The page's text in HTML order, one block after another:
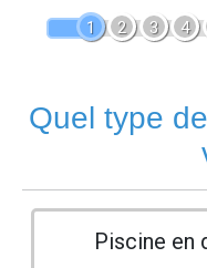
1 2 3 4
Quel type
Piscine en